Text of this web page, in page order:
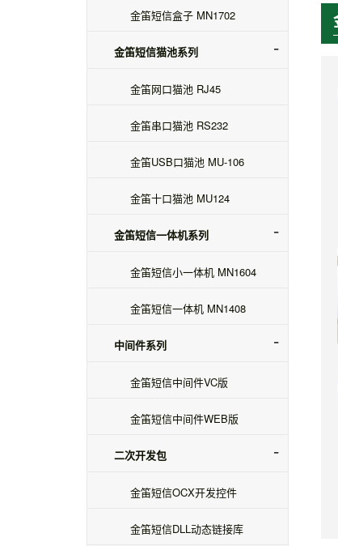
金笛短信盒子 MN1702
金笛短信猫池系列
金笛网口猫池 RJ45
金笛串口猫池 RS232
金笛USB口猫池 MU-106
金笛十口猫池 MU124
金笛短信一体机系列
金笛短信小一体机 MN1604
金笛短信一体机 MN1408
中间件系列
金笛短信中间件VC版
金笛短信中间件WEB版
二次开发包
金笛短信OCX开发控件
金笛短信DLL动态链接库